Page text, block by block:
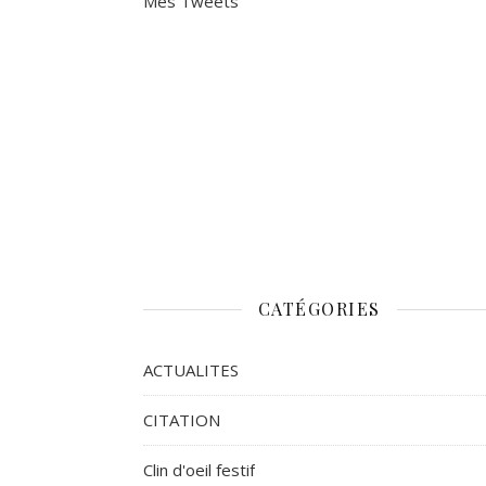
CATÉGORIES
ACTUALITES
CITATION
Clin d'oeil festif